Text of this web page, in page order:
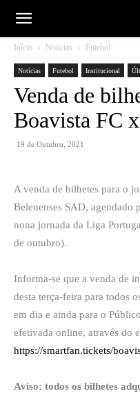
Início Notícias Futebol
Notícias Futebol Institucional
Venda de
Boavista FC
19 de Outubro, 2021
A venda de bilhetes para o
Belenenses SAD, agendado
nona jornada da Liga
de outubro).
Informa-se que a venda de
desta terça-feira para todos
em dia e ainda para o
efetivada online, através do
https://smartfan.tickets/
Aviso: todos os bilhetes